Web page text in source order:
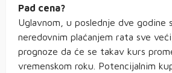
Pad cena?
Uglavnom, u poslednje dve godine
neredovnim plaćanjem rata sve
prognoze da će se takav kurs
vremenskom roku. Potencijalnim